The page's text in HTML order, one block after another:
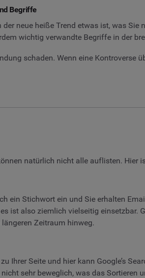
Begriffe
neue heiße Trend etwas ist, was
wichtig verwandte Begriffe in der
schaden. Wenn eine
natürlich nicht alle auflisten. Hier
ein Stichwort ein und Sie erhalten
ist also ziemlich vielseitig
Zeitraum hinweg.
Ihrer Seite und hier kann Google’s
sehr beweglich, was das